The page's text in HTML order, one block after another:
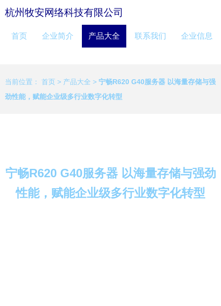
杭州牧安网络科技有限公司
首页 企业简介 产品大全 联系我们 企业信息
当前位置： 首页 > 产品大全 > 宁畅R620 G40服务器 以海量存储与强
劲性能，赋能企业级多行业数字化转型
宁畅R620 G40服务器 以海量存储与强劲
性能，赋能企业级多行业数字化转型